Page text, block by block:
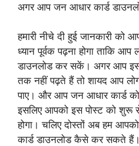
अगर आप जन आधार कार्ड
हमारी नीचे दी हुई जानकारी
ध्यान पूर्वक पढ़ना होगा ताकि
डाउनलोड कर सकें। अगर आप
तक नहीं पढ़ते हैं तो शायद आप
पाए। और आप जन आधार कार्ड
इसलिए आपको इस पोस्ट को
होगा। चलिए दोस्तों अब हम
कार्ड डाउनलोड कैसे कर सकते हैं।